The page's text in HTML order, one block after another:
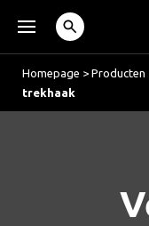
Homepage > Producten
trekhaak